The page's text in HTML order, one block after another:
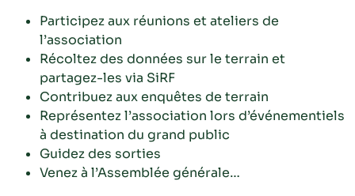
Participez aux réunions et ateliers de
l’association
Récoltez des données sur le terrain et
partagez-les via SiRF
Contribuez aux enquêtes de terrain
Représentez l’association lors d’événementiels
à destination du grand public
Guidez des sorties
Venez à l’Assemblée générale…